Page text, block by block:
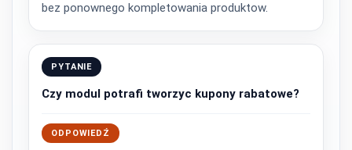
bez ponownego kompletowania produktow.
PYTANIE
Czy modul potrafi tworzyc kupony rabatowe?
ODPOWIEDŹ